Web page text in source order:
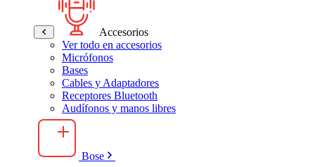
Accesorios
Ver todo en accesorios
Micrófonos
Bases
Cables y Adaptadores
Receptores Bluetooth
Audífonos y manos libres
Bose